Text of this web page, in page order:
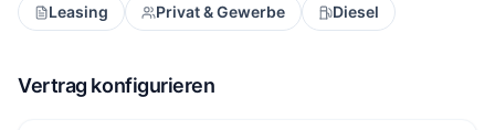
Leasing Privat & Gewerbe Diesel
Vertrag konfigurieren